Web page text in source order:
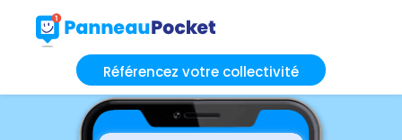
Référencez votre collectivité